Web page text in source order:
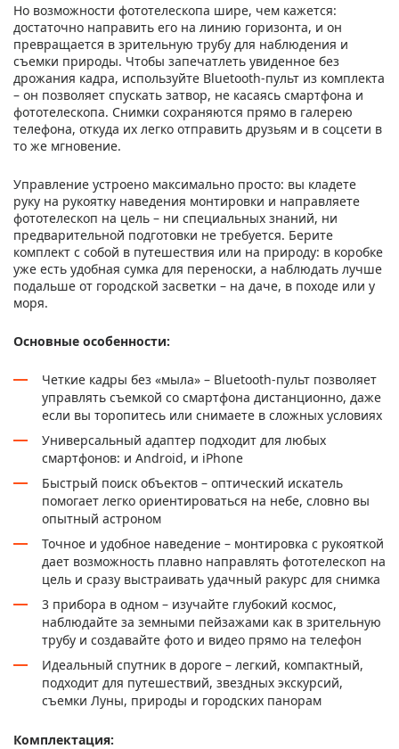
Но возможности фототелескопа шире, чем кажется:
достаточно направить его на линию горизонта, и он
превращается в зрительную трубу для наблюдения и
съемки природы. Чтобы запечатлеть увиденное без
дрожания кадра, используйте Bluetooth-пульт из комплекта
– он позволяет спускать затвор, не касаясь смартфона и
фототелескопа. Снимки сохраняются прямо в галерею
телефона, откуда их легко отправить друзьям и в соцсети в
то же мгновение.
Управление устроено максимально просто: вы кладете
руку на рукоятку наведения монтировки и направляете
фототелескоп на цель – ни специальных знаний, ни
предварительной подготовки не требуется. Берите
комплект с собой в путешествия или на природу: в коробке
уже есть удобная сумка для переноски, а наблюдать лучше
подальше от городской засветки – на даче, в походе или у
моря.
Основные особенности:
Четкие кадры без «мыла» – Bluetooth-пульт позволяет
управлять съемкой со смартфона дистанционно, даже
если вы торопитесь или снимаете в сложных условиях
Универсальный адаптер подходит для любых
смартфонов: и Android, и iPhone
Быстрый поиск объектов – оптический искатель
помогает легко ориентироваться на небе, словно вы
опытный астроном
Точное и удобное наведение – монтировка с рукояткой
дает возможность плавно направлять фототелескоп на
цель и сразу выстраивать удачный ракурс для снимка
3 прибора в одном – изучайте глубокий космос,
наблюдайте за земными пейзажами как в зрительную
трубу и создавайте фото и видео прямо на телефон
Идеальный спутник в дороге – легкий, компактный,
подходит для путешествий, звездных экскурсий,
съемки Луны, природы и городских панорам
Комплектация: